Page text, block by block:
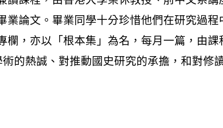
論文。畢業同學十分珍惜他們在研究過
，亦以「根本集」為名，每月一篇，由
的熱誠、對推動國史研究的承擔，和對修